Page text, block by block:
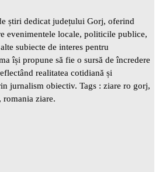
știri dedicat județului Gorj, oferind
evenimentele locale, politicile publice,
subiecte de interes pentru
își propune să fie o sursă de încredere
realitatea cotidiană și
jurnalism obiectiv. Tags : ziare ro gorj,
ziare.